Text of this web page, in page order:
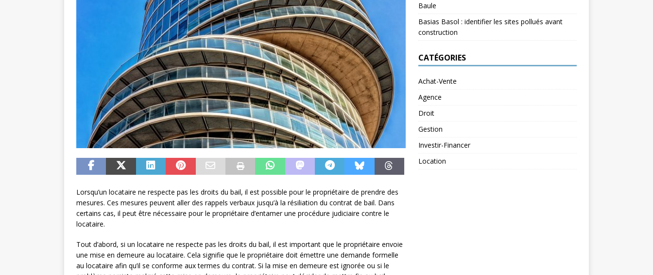
Lorsqu’un locataire ne respecte pas les droits du bail, il est possible pour le propriétaire de prendre des
mesures. Ces mesures peuvent aller des rappels verbaux jusqu’à la résiliation du contrat de bail. Dans
certains cas, il peut être nécessaire pour le propriétaire d’entamer une procédure judiciaire contre le
locataire.
Tout d’abord, si un locataire ne respecte pas les droits du bail, il est important que le propriétaire envoie
une mise en demeure au locataire. Cela signifie que le propriétaire doit émettre une demande formelle
au locataire afin qu’il se conforme aux termes du contrat. Si la mise en demeure est ignorée ou si le
Baule
Basias Basol : identifier les sites pollués avant
construction
CATÉGORIES
Achat-Vente
Agence
Droit
Gestion
Investir-Financer
Location